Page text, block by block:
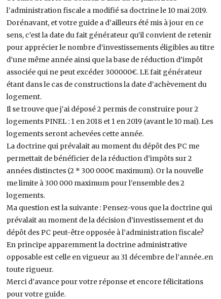
l’administration fiscale a modifié sa doctrine le 10 mai 2019.
Dorénavant, et votre guide a d’ailleurs été mis à jour en ce
sens, c’est la date du fait générateur qu’il convient de retenir
pour apprécier le nombre d’investissements éligibles au titre
d’une même année ainsi que la base de réduction d’impôt
associée qui ne peut excéder 300000€. LE fait générateur
étant dans le cas de constructions la date d’achèvement du
logement.
Il se trouve que j’ai déposé 2 permis de construire pour 2
logements PINEL : 1 en 2018 et 1 en 2019 (avant le 10 mai). Les
logements seront achevées cette année.
La doctrine qui prévalait au moment du dépôt des PC me
permettait de bénéficier de la réduction d’impôts sur 2
années distinctes (2 * 300 000€ maximum). Or la nouvelle
me limite à 300 000 maximum pour l’ensemble des 2
logements.
Ma question est la suivante : Pensez-vous que la doctrine qui
prévalait au moment de la décision d’investissement et du
dépôt des PC peut-être opposée à l’administration fiscale?
En principe apparemment la doctrine administrative
opposable est celle en vigueur au 31 décembre de l’année..en
toute rigueur.
Merci d’avance pour votre réponse et encore félicitations
pour votre guide.